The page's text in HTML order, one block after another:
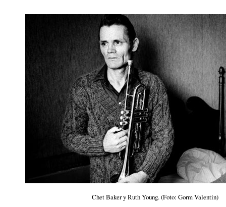
Chet Baker y Ruth Young. (Foto: Gorm Valentin)